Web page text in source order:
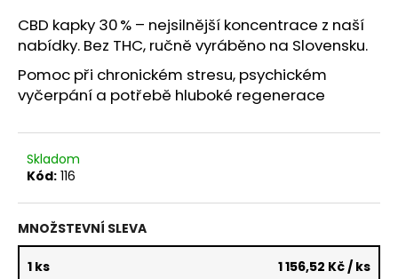
z
5
hvězdiček.
CBD kapky 30 % – nejsilnější koncentrace z naší
nabídky. Bez THC, ručně vyráběno na Slovensku.
Pomoc při chronickém stresu, psychickém
vyčerpání a potřebě hluboké regenerace
Skladom
Kód: 116
MNOŽSTEVNÍ SLEVA
1 ks 1 156,52 Kč/ ks
HLEDAT
D
o
u
č
u